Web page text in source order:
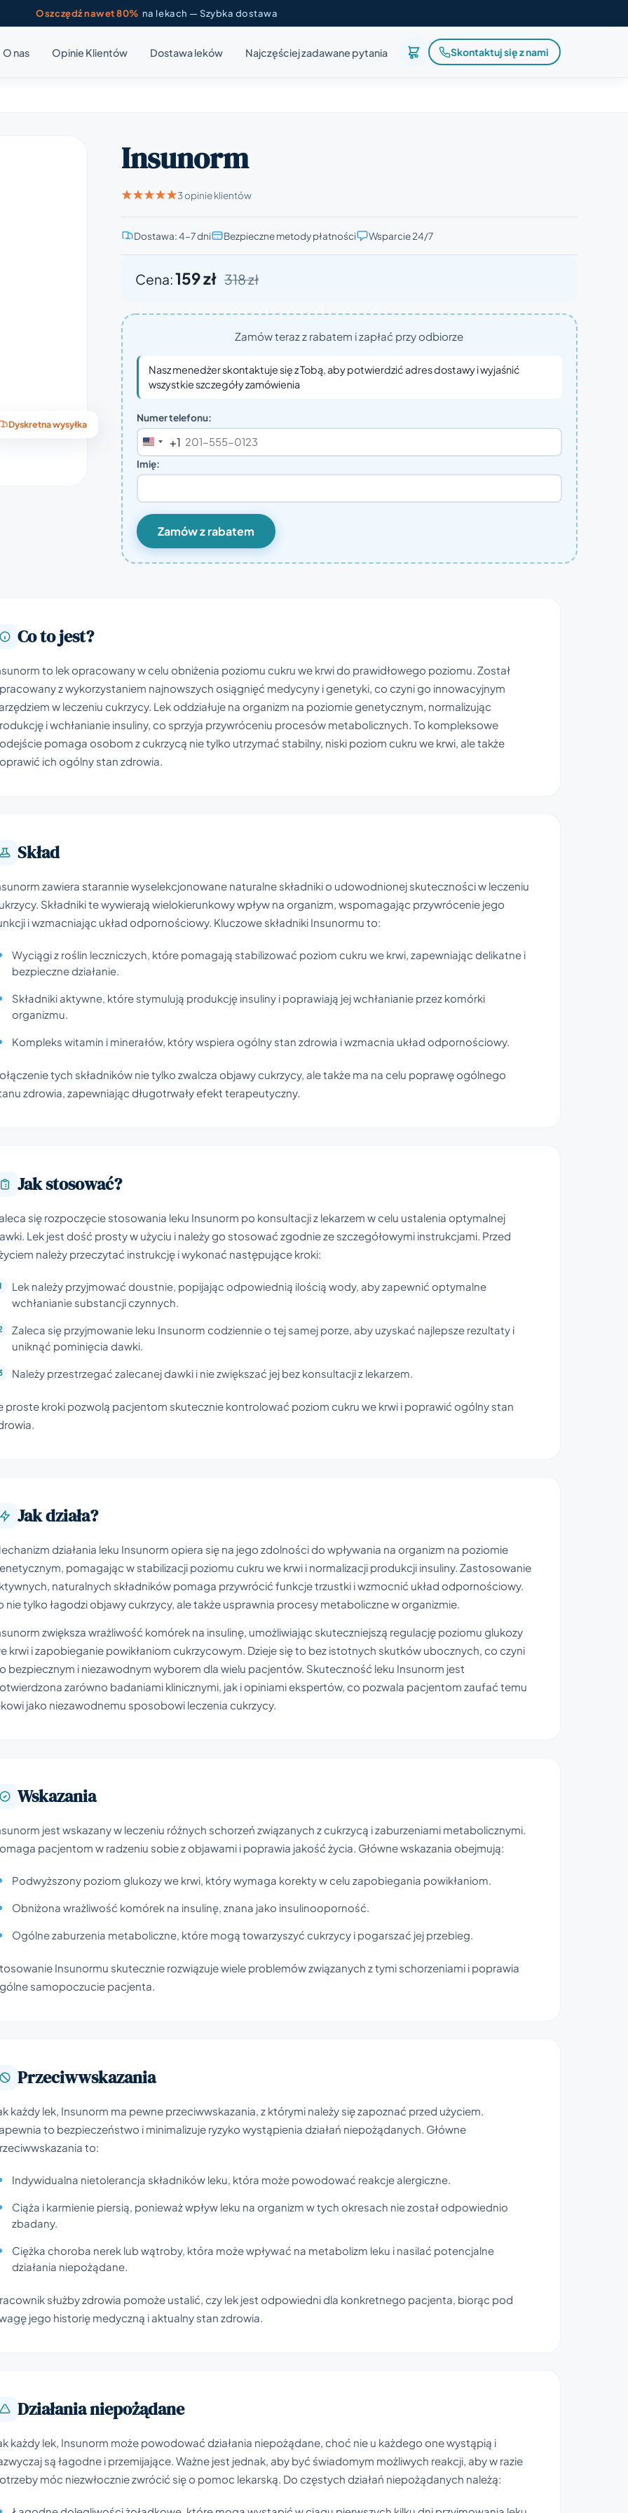
Oszczędź nawet 80% na lekach — Szybka dostawa
O nas Opinie Klientów Dostawa leków Najczęściej zadawane pytania Skontaktuj się z nami
Dyskretna wysyłka
Insunorm
3 opinie klientów
Dostawa: 4–7 dni Bezpieczne metody płatności Wsparcie 24/7
Cena:159 zł 318 zł
Zamów teraz z rabatem i zapłać przy odbiorze
Nasz menedżer skontaktuje się z Tobą, aby potwierdzić adres dostawy i wyjaśnić
wszystkie szczegóły zamówienia
Numer telefonu:
United
States
+1
Imię:
Zamów z rabatem
Co to jest?
to lek opracowany w celu obniżenia poziomu cukru we krwi do prawidłowego poziomu. Został
z wykorzystaniem najnowszych osiągnięć medycyny i genetyki, co czyni go innowacyjnym
w leczeniu cukrzycy. Lek oddziałuje na organizm na poziomie genetycznym, normalizując
i wchłanianie insuliny, co sprzyja przywróceniu procesów metabolicznych. To kompleksowe
pomaga osobom z cukrzycą nie tylko utrzymać stabilny, niski poziom cukru we krwi, ale także
ich ogólny stan zdrowia.
Skład
zawiera starannie wyselekcjonowane naturalne składniki o udowodnionej skuteczności w leczeniu
Składniki te wywierają wielokierunkowy wpływ na organizm, wspomagając przywrócenie jego
i wzmacniając układ odpornościowy. Kluczowe składniki Insunormu to:
Wyciągi z roślin leczniczych, które pomagają stabilizować poziom cukru we krwi, zapewniając delikatne i
bezpieczne działanie.
Składniki aktywne, które stymulują produkcję insuliny i poprawiają jej wchłanianie przez komórki
organizmu.
Kompleks witamin i minerałów, który wspiera ogólny stan zdrowia i wzmacnia układ odpornościowy.
tych składników nie tylko zwalcza objawy cukrzycy, ale także ma na celu poprawę ogólnego
zdrowia, zapewniając długotrwały efekt terapeutyczny.
Jak stosować?
się rozpoczęcie stosowania leku Insunorm po konsultacji z lekarzem w celu ustalenia optymalnej
Lek jest dość prosty w użyciu i należy go stosować zgodnie ze szczegółowymi instrukcjami. Przed
należy przeczytać instrukcję i wykonać następujące kroki:
Lek należy przyjmować doustnie, popijając odpowiednią ilością wody, aby zapewnić optymalne
wchłanianie substancji czynnych.
Zaleca się przyjmowanie leku Insunorm codziennie o tej samej porze, aby uzyskać najlepsze rezultaty i
uniknąć pominięcia dawki.
Należy przestrzegać zalecanej dawki i nie zwiększać jej bez konsultacji z lekarzem.
proste kroki pozwolą pacjentom skutecznie kontrolować poziom cukru we krwi i poprawić ogólny stan
Jak działa?
działania leku Insunorm opiera się na jego zdolności do wpływania na organizm na poziomie
pomagając w stabilizacji poziomu cukru we krwi i normalizacji produkcji insuliny. Zastosowanie
naturalnych składników pomaga przywrócić funkcje trzustki i wzmocnić układ odpornościowy.
nie tylko łagodzi objawy cukrzycy, ale także usprawnia procesy metaboliczne w organizmie.
zwiększa wrażliwość komórek na insulinę, umożliwiając skuteczniejszą regulację poziomu glukozy
krwi i zapobieganie powikłaniom cukrzycowym. Dzieje się to bez istotnych skutków ubocznych, co czyni
bezpiecznym i niezawodnym wyborem dla wielu pacjentów. Skuteczność leku Insunorm jest
zarówno badaniami klinicznymi, jak i opiniami ekspertów, co pozwala pacjentom zaufać temu
jako niezawodnemu sposobowi leczenia cukrzycy.
Wskazania
jest wskazany w leczeniu różnych schorzeń związanych z cukrzycą i zaburzeniami metabolicznymi.
pacjentom w radzeniu sobie z objawami i poprawia jakość życia. Główne wskazania obejmują:
Podwyższony poziom glukozy we krwi, który wymaga korekty w celu zapobiegania powikłaniom.
Obniżona wrażliwość komórek na insulinę, znana jako insulinooporność.
Ogólne zaburzenia metaboliczne, które mogą towarzyszyć cukrzycy i pogarszać jej przebieg.
Insunormu skutecznie rozwiązuje wiele problemów związanych z tymi schorzeniami i poprawia
samopoczucie pacjenta.
Przeciwwskazania
każdy lek, Insunorm ma pewne przeciwwskazania, z którymi należy się zapoznać przed użyciem.
to bezpieczeństwo i minimalizuje ryzyko wystąpienia działań niepożądanych. Główne
to:
Indywidualna nietolerancja składników leku, która może powodować reakcje alergiczne.
Ciąża i karmienie piersią, ponieważ wpływ leku na organizm w tych okresach nie został odpowiednio
zbadany.
Ciężka choroba nerek lub wątroby, która może wpływać na metabolizm leku i nasilać potencjalne
działania niepożądane.
służby zdrowia pomoże ustalić, czy lek jest odpowiedni dla konkretnego pacjenta, biorąc pod
jego historię medyczną i aktualny stan zdrowia.
Działania niepożądane
każdy lek, Insunorm może powodować działania niepożądane, choć nie u każdego one wystąpią i
są łagodne i przemijające. Ważne jest jednak, aby być świadomym możliwych reakcji, aby w razie
móc niezwłocznie zwrócić się o pomoc lekarską. Do częstych działań niepożądanych należą: